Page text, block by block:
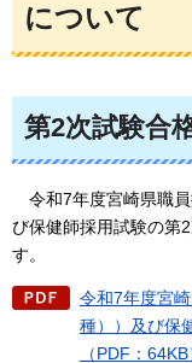
について
第2次試験合
令和7年度宮崎県職
び保健師採用試験の第
す。
令和7年度宮
種））及び保
（PDF：64KB